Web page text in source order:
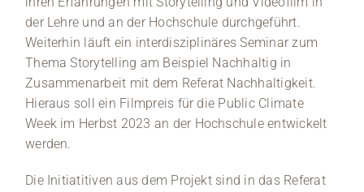
der Lehre und an der Hochschule durchgeführt.
Weiterhin läuft ein interdisziplinäres Seminar zum
Thema Storytelling am Beispiel Nachhaltig in
Zusammenarbeit mit dem Referat Nachhaltigkeit.
Hieraus soll ein Filmpreis für die Public Climate
Week im Herbst 2023 an der Hochschule entwickelt
werden.
Die Initiatitiven aus dem Projekt sind in das Referat